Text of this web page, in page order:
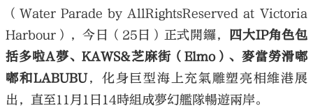
（Water Parade by AllRightsReserved at Victoria
Harbour），今日（25日）正式開鑼，
四大IP角色包
括多啦A夢、KAWS&芝麻街（Elmo）、麥當勞滑嘟
嘟和LABUBU，化身巨型海上充氣雕塑亮相維港展
出，直至11月1日14時組成夢幻艦隊暢遊兩岸。